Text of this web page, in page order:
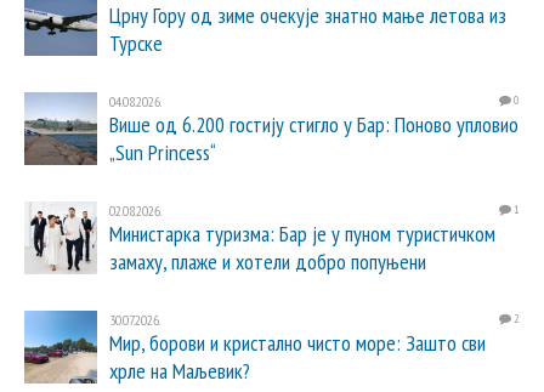
Црну Гору од зиме очекује знатно мање летова из
Турске
04.08.2026. 0
Више од 6.200 гостију стигло у Бар: Поново упловио
„Sun Princess“
02.08.2026. 1
Министарка туризма: Бар је у пуном туристичком
замаху, плаже и хотели добро попуњени
30.07.2026. 2
Мир, борови и кристално чисто море: Зашто сви
хрле на Маљевик?